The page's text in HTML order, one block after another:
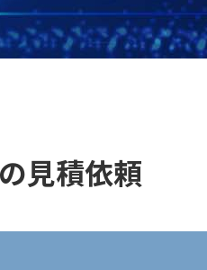
見積依頼